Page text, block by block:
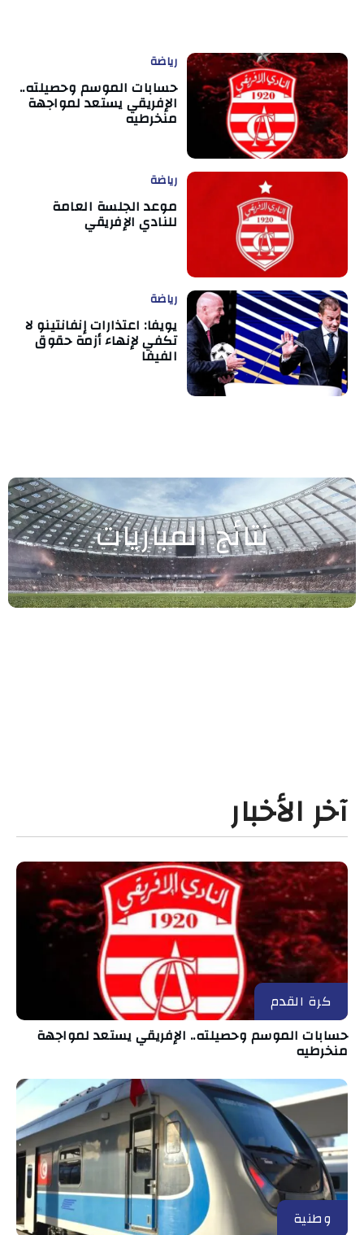
رياضة
حسابات الموسم وحصيلته..
الإفريقي يستعد لمواجهة
منخرطيه
رياضة
موعد الجلسة العامة
للنادي الإفريقي
رياضة
يويفا: اعتذارات إنفانتينو لا
تكفي لإنهاء أزمة حقوق
الفيفا
نتائج المباريات
آخر الأخبار
كرة القدم
حسابات الموسم وحصيلته.. الإفريقي يستعد لمواجهة
منخرطيه
وطنية